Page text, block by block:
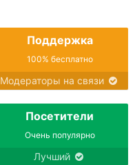
Поддержка
100% бесплатно
Модераторы на связи
Посетители
Очень популярно
Лучший